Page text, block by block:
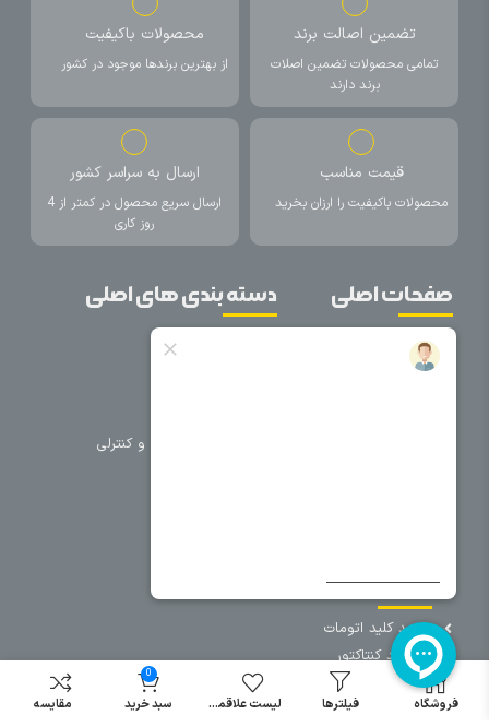
تضمین اصالت برند
تمامی محصولات تضمین اصلات
برند دارند
محصولات باکیفیت
از بهترین برندها موجود در کشور
قیمت مناسب
محصولات باکیفیت را ارزان بخرید
ارسال به سراسر کشور
ارسال سریع محصول در کمتر از 4
روز کاری
صفحات اصلی
خانه
دسته بندی های اصلی
تجهیزات حفاظتی و کنترلی
سایر دسته بندی ها
خرید کلید اتومات
خرید کنتاکتور
خرید فیوز
مینیاتوری
فروشگاه فیلترها لیست علاقمندی
0
سبد خرید مقایسه